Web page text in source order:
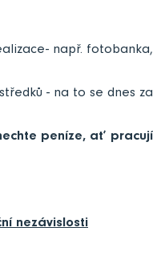
např.
- na to se dnes
peníze, ať pracují
nezávislosti